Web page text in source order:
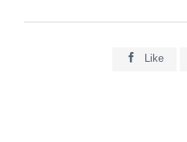
 Like